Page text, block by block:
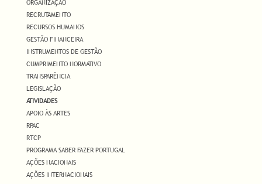
ORGANIZAÇÃO
RECRUTAMENTO
RECURSOS HUMANOS
GESTÃO FINANCEIRA
INSTRUMENTOS DE GESTÃO
CUMPRIMENTO NORMATIVO
TRANSPARÊNCIA
LEGISLAÇÃO
ATIVIDADES
APOIO ÀS ARTES
RPAC
RTCP
PROGRAMA SABER FAZER PORTUGAL
AÇÕES NACIONAIS
AÇÕES INTERNACIONAIS